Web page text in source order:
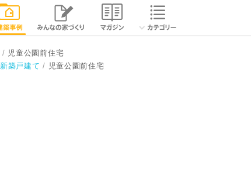
閉じる
児童公園前住宅
新築戸建て 児童公園前住宅